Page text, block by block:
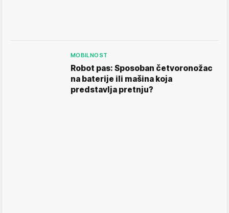
MOBILNOST
Robot pas: Sposoban četvoronožac
na baterije ili mašina koja
predstavlja pretnju?